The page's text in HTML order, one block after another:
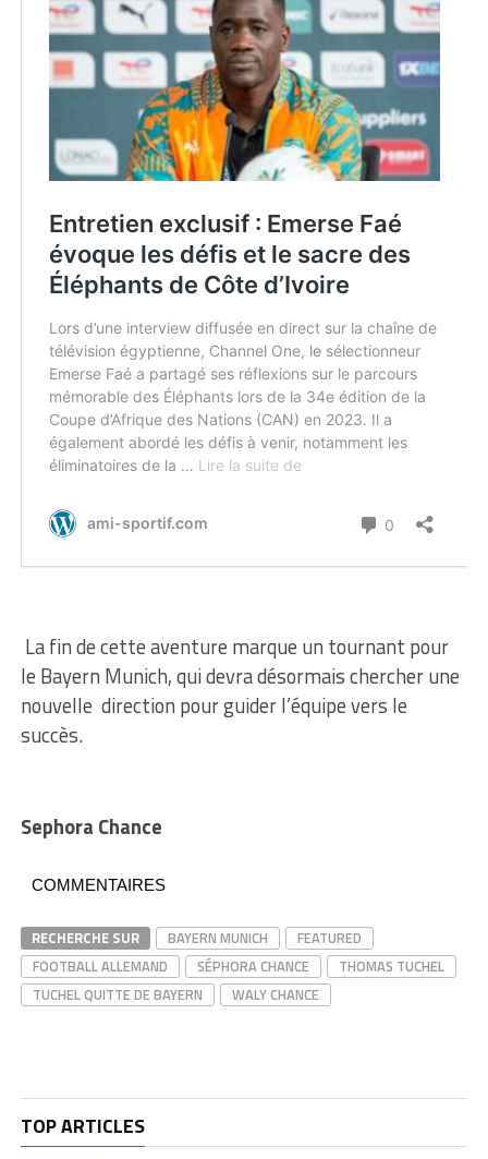
La fin de cette aventure marque un tournant pour
le Bayern Munich, qui devra désormais chercher une
nouvelle direction pour guider l’équipe vers le
succès.
Sephora Chance
COMMENTAIRES
RECHERCHE SUR BAYERN MUNICH
FEATURED
FOOTBALL ALLEMAND
SÉPHORA CHANCE
THOMAS TUCHEL
TUCHEL QUITTE DE BAYERN
WALY CHANCE
TOP ARTICLES